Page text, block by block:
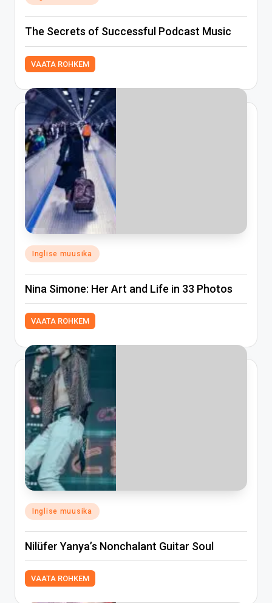
in
The Secrets of Successful Podcast Music
VAATA ROHKEM
Posted
in
Inglise muusika
Nina Simone: Her Art and Life in 33 Photos
VAATA ROHKEM
Posted
in
Inglise muusika
Nilüfer Yanya’s Nonchalant Guitar Soul
VAATA ROHKEM